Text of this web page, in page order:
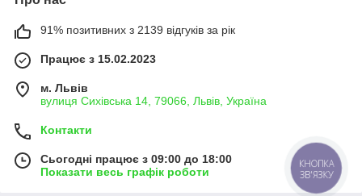
91% позитивних з 2139 відгуків за рік
Працює з 15.02.2023
м. Львів
вулиця Сихівська 14, 79066, Львів, Україна
Контакти
Сьогодні працює з 09:00 до 18:00
Показати весь графік роботи
КНОПКА
ЗВ'ЯЗКУ